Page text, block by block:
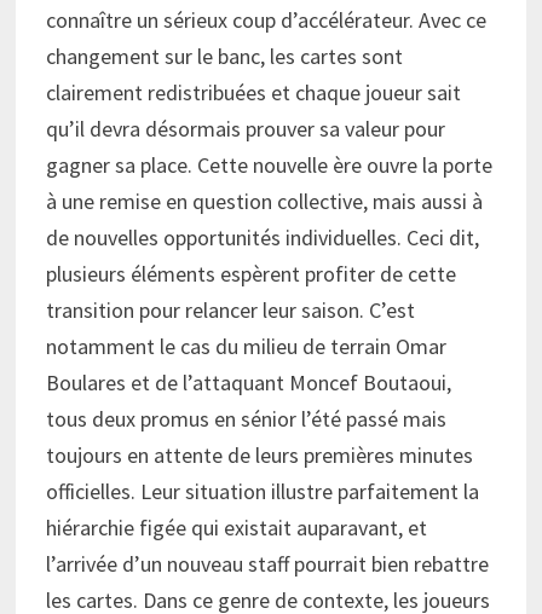
connaître un sérieux coup d’accélérateur. Avec ce
changement sur le banc, les cartes sont
clairement redistribuées et chaque joueur sait
qu’il devra désormais prouver sa valeur pour
gagner sa place. Cette nouvelle ère ouvre la porte
à une remise en question collective, mais aussi à
de nouvelles opportunités individuelles. Ceci dit,
plusieurs éléments espèrent profiter de cette
transition pour relancer leur saison. C’est
notamment le cas du milieu de terrain Omar
Boulares et de l’attaquant Moncef Boutaoui,
tous deux promus en sénior l’été passé mais
toujours en attente de leurs premières minutes
officielles. Leur situation illustre parfaitement la
hiérarchie figée qui existait auparavant, et
l’arrivée d’un nouveau staff pourrait bien rebattre
les cartes. Dans ce genre de contexte, les joueurs